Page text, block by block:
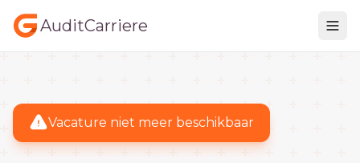
AuditCarriere
Vacature niet meer beschikbaar